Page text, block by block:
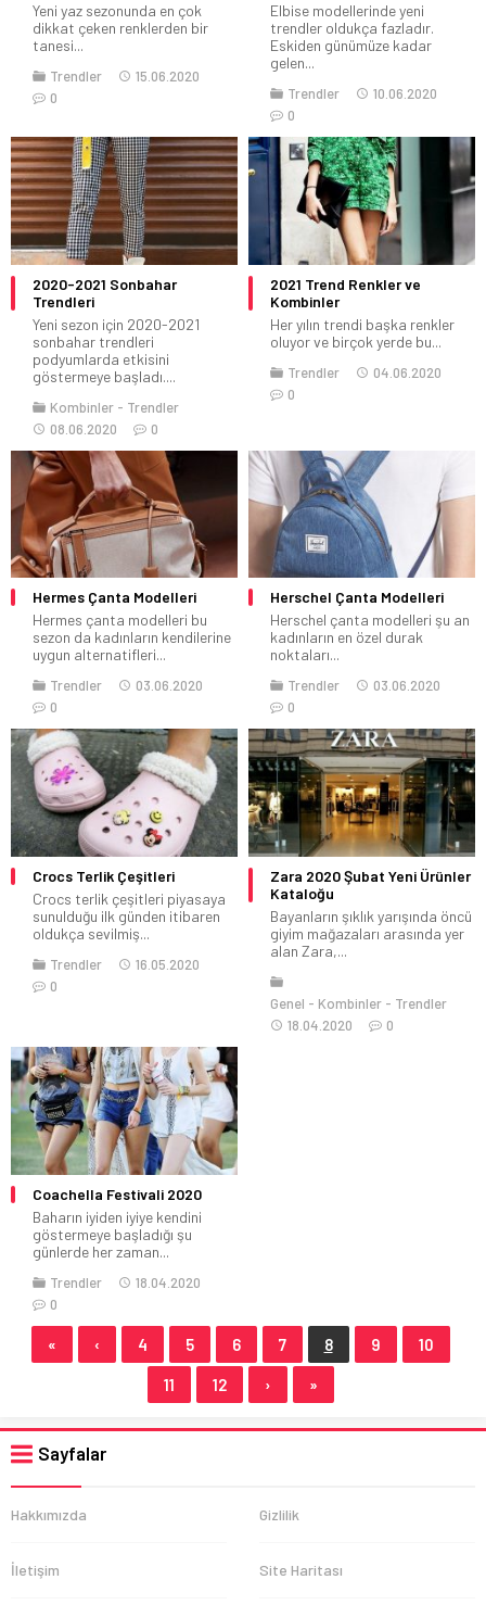
Yeni yaz sezonunda en çok
dikkat çeken renklerden bir
tanesi...
Trendler
15.06.2020
0
Elbise modellerinde yeni
trendler oldukça fazladır.
Eskiden günümüze kadar
gelen...
Trendler
10.06.2020
0
2020-2021 Sonbahar
Trendleri
Yeni sezon için 2020-2021
sonbahar trendleri
podyumlarda etkisini
göstermeye başladı....
Kombinler
Trendler
08.06.2020
0
2021 Trend Renkler ve
Kombinler
Her yılın trendi başka renkler
oluyor ve birçok yerde bu...
Trendler
04.06.2020
0
Hermes Çanta Modelleri
Hermes çanta modelleri bu
sezon da kadınların kendilerine
uygun alternatifleri...
Trendler
03.06.2020
0
Herschel Çanta Modelleri
Herschel çanta modelleri şu an
kadınların en özel durak
noktaları...
Trendler
03.06.2020
0
Crocs Terlik Çeşitleri
Crocs terlik çeşitleri piyasaya
sunulduğu ilk günden itibaren
oldukça sevilmiş...
Trendler
16.05.2020
0
Zara 2020 Şubat Yeni Ürünler
Kataloğu
Bayanların şıklık yarışında öncü
giyim mağazaları arasında yer
alan Zara,...
Genel Kombinler
Trendler
18.04.2020
0
Coachella Festivali 2020
Baharın iyiden iyiye kendini
göstermeye başladığı şu
günlerde her zaman...
Trendler
18.04.2020
0
« ‹ 4 5 6 7 8 9 10
11 12 › »
Sayfalar
Hakkımızda Gizlilik
İletişim Site Haritası